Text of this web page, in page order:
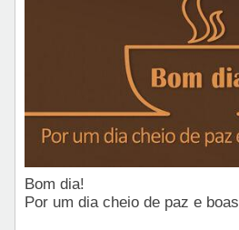
Bom dia!
Por um dia cheio de paz e